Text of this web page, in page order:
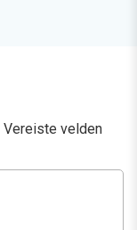
Vereiste velden